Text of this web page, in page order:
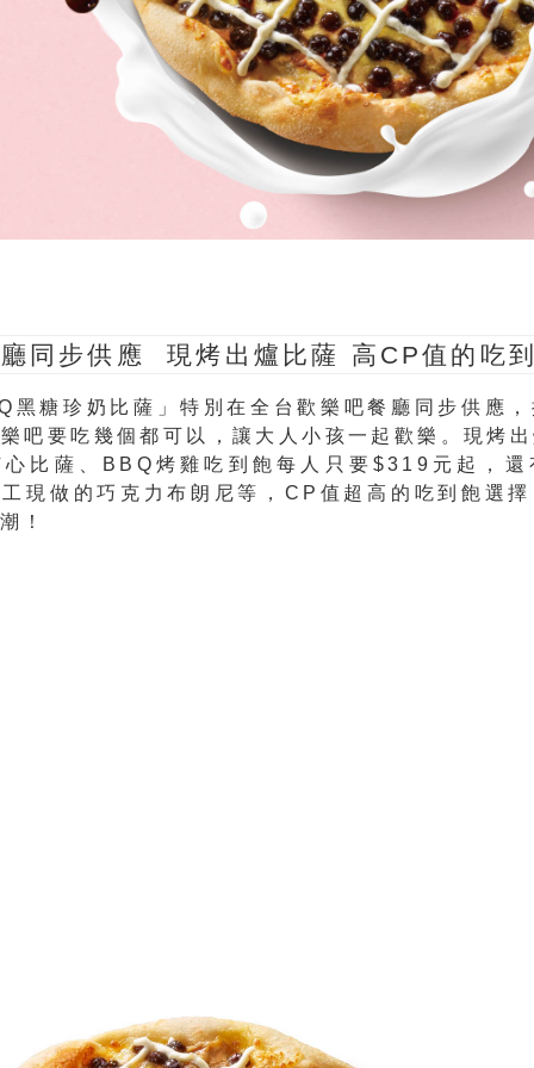
同步供應 現烤出爐比薩 高CP值的吃
黑糖珍奶比薩」特別在全台歡樂吧餐廳同步供應
吧要吃幾個都可以，讓大人小孩一起歡樂。現烤
心比薩、BBQ烤雞吃到飽每人只要$319元起，還
現做的巧克力布朗尼等，CP值超高的吃到飽選
！